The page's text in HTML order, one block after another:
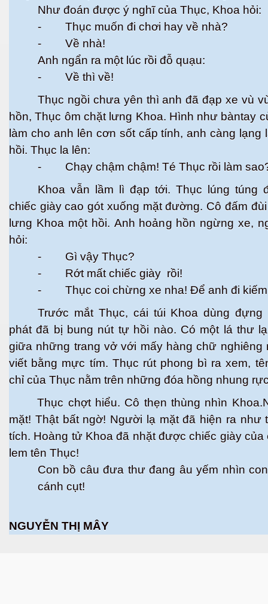
Như đoán được ý nghĩ của Thục, Khoa hỏi:
- Thục muốn đi chơi hay về nhà?
- Về nhà!
Anh ngẩn ra một lúc rồi đỗ quạu:
- Về thì về!
Thục ngồi chưa yên thì anh đã đạp xe vù
hồn, Thục ôm chặt lưng Khoa. Hình như bàntay
làm cho anh lên cơn sốt cấp tính, anh càng lạng
hồi. Thục la lên:
- Chạy chậm chậm! Té Thục rồi làm
Khoa vẫn lầm lì đạp tới. Thục lúng túng
chiếc giày cao gót xuống mặt đường. Cô đấm
lưng Khoa một hồi. Anh hoảng hồn ngừng xe,
hỏi:
- Gì vậy Thục?
- Rớt mất chiếc giày rồi!
- Thục coi chừng xe nha! Để anh đi kiếm
Trước mắt Thục, cái túi Khoa dùng đựng
phát đã bị bung nút tự hồi nào. Có một lá thư
giữa những trang vở với mấy hàng chữ nghiêng
viết bằng mực tím. Thục rút phong bì ra xem,
chỉ của Thục nằm trên những đóa hồng nhung
Thục chợt hiểu. Cô thẹn thùng nhìn
mặt! Thật bất ngờ! Người lạ mặt đã hiện ra như
tích. Hoàng tử Khoa đã nhặt được chiếc giày của
lem tên Thục!
Con bồ câu đưa thư đang âu yếm nhìn
cánh cụt!
NGUYỄN THỊ MÂY
tại Anh